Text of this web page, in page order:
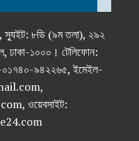
স্যুইট: ৮ডি (৯ম তলা), ২৯২
ঢাকা-১০০০। টেলিফোন:
৯৪২২৬৫, ইমেইল-
ওয়েবসাইট: